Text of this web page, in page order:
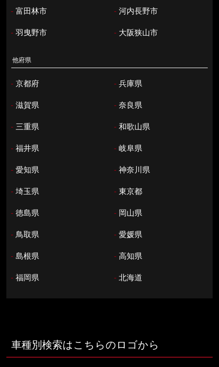
- 富田林市 - 河内長野市
- 羽曳野市 - 大阪狭山市
他府県
- 京都府 - 兵庫県
- 滋賀県 - 奈良県
- 三重県 - 和歌山県
- 福井県 - 岐阜県
- 愛知県 - 神奈川県
- 埼玉県 - 東京都
- 徳島県 - 岡山県
- 鳥取県 - 愛媛県
- 島根県 - 高知県
- 福岡県 - 北海道
車種別検索はこちらのロゴから